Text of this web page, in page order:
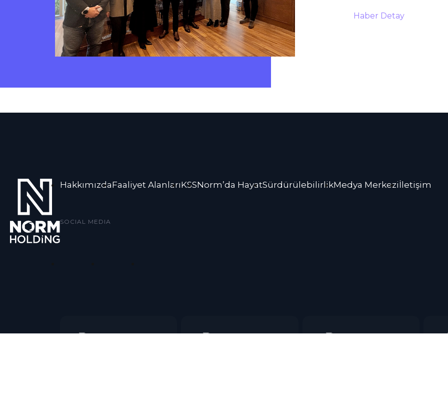
Haber Detay
HakkımızdaFaaliyet AlanlarıKSSNorm’da HayatSürdürülebilirlikMedya Merkezi İletişim
SOCIAL MEDIA